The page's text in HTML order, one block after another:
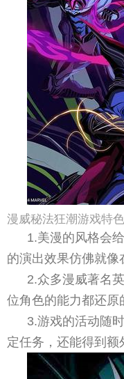
漫威秘法狂潮游戏特色
1.美漫的风格会
的演出效果仿佛就像
2.众多漫威著名
位角色的能力都还原
3.游戏的活动随
定任务，还能得到额